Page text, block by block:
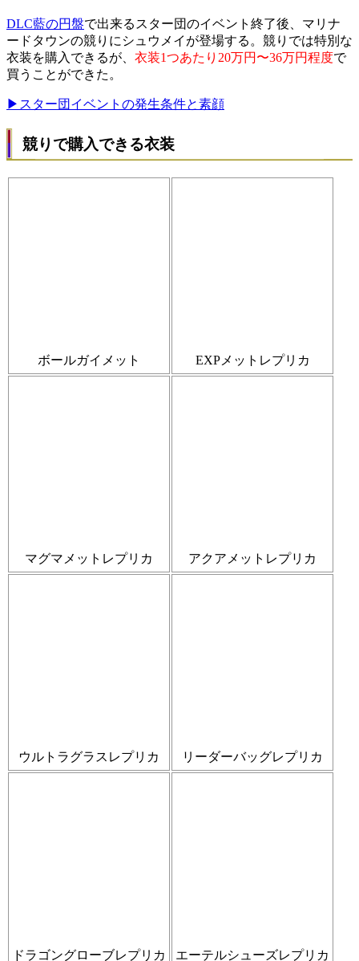
DLC藍の円盤で出来るスター団のイベント終了後、マリナ
ードタウンの競りにシュウメイが登場する。競りでは特別な
衣装を購入できるが、 衣装1つあたり20万円〜36万円程度で
買うことができた。
▶スター団イベントの発生条件と素顔
競りで購入できる衣装
ボールガイメット EXPメットレプリカ
マグマメットレプリカ アクアメットレプリカ
ウルトラグラスレプリカ リーダーバッグレプリカ
ドラゴングローブレプリカ エーテルシューズレプリカ